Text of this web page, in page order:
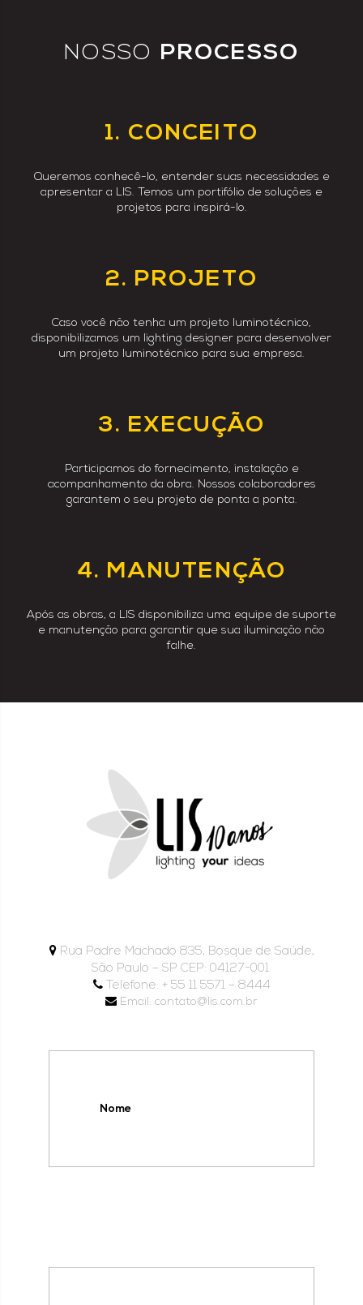
NOSSO PROCESSO
1. CONCEITO
Queremos conhecê-lo, entender suas necessidades e
apresentar a LIS. Temos um portifólio de soluções e
projetos para inspirá-lo.
2. PROJETO
Caso você não tenha um projeto luminotécnico,
disponibilizamos um lighting designer para desenvolver
um projeto luminotécnico para sua empresa.
3. EXECUÇÃO
Participamos do fornecimento, instalação e
acompanhamento da obra. Nossos colaboradores
garantem o seu projeto de ponta a ponta.
4. MANUTENÇÃO
Após as obras, a LIS disponibiliza uma equipe de suporte
e manutenção para garantir que sua iluminação não
falhe.
Rua Padre Machado 835, Bosque de Saúde,
São Paulo – SP CEP: 04127-001.
Telefone: + 55 11 5571 – 8444
Email: contato@lis.com.br